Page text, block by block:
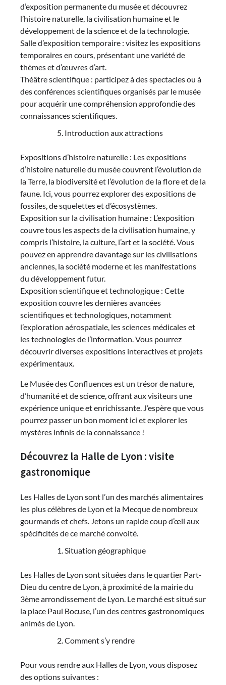
d’exposition permanente du musée et découvrez
l’histoire naturelle, la civilisation humaine et le
développement de la science et de la technologie.
Salle d’exposition temporaire : visitez les expositions
temporaires en cours, présentant une variété de
thèmes et d’œuvres d’art.
Théâtre scientifique : participez à des spectacles ou à
des conférences scientifiques organisés par le musée
pour acquérir une compréhension approfondie des
connaissances scientifiques.
Introduction aux attractions
Expositions d’histoire naturelle : Les expositions
d’histoire naturelle du musée couvrent l’évolution de
la Terre, la biodiversité et l’évolution de la flore et de la
faune. Ici, vous pourrez explorer des expositions de
fossiles, de squelettes et d’écosystèmes.
Exposition sur la civilisation humaine : L’exposition
couvre tous les aspects de la civilisation humaine, y
compris l’histoire, la culture, l’art et la société. Vous
pouvez en apprendre davantage sur les civilisations
anciennes, la société moderne et les manifestations
du développement futur.
Exposition scientifique et technologique : Cette
exposition couvre les dernières avancées
scientifiques et technologiques, notamment
l’exploration aérospatiale, les sciences médicales et
les technologies de l’information. Vous pourrez
découvrir diverses expositions interactives et projets
expérimentaux.
Le Musée des Confluences est un trésor de nature,
d’humanité et de science, offrant aux visiteurs une
expérience unique et enrichissante. J’espère que vous
pourrez passer un bon moment ici et explorer les
mystères infinis de la connaissance !
Découvrez la Halle de Lyon : visite
gastronomique
Les Halles de Lyon sont l’un des marchés alimentaires
les plus célèbres de Lyon et la Mecque de nombreux
gourmands et chefs. Jetons un rapide coup d’œil aux
spécificités de ce marché convoité.
Situation géographique
Les Halles de Lyon sont situées dans le quartier Part-
Dieu du centre de Lyon, à proximité de la mairie du
3ème arrondissement de Lyon. Le marché est situé sur
la place Paul Bocuse, l’un des centres gastronomiques
animés de Lyon.
Comment s’y rendre
Pour vous rendre aux Halles de Lyon, vous disposez
des options suivantes :